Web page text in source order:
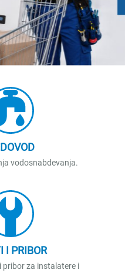
vodosnabdevanja.
I PRIBOR
pribor za instalatere i